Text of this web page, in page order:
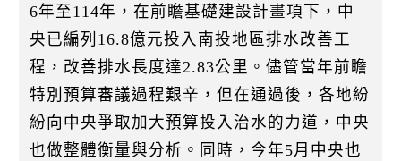
6年至114年，在前瞻基礎建設計畫項下，中
央已編列16.8億元投入南投地區排水改善工
程，改善排水長度達2.83公里。儘管當年前瞻
特別預算審議過程艱辛，但在通過後，各地紛
紛向中央爭取加大預算投入治水的力道，中央
也做整體衡量與分析。同時，今年5月中央也